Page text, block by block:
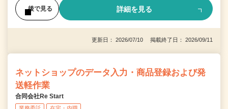
後で見る 詳細を見る
更新日： 2026/07/10 掲載終了日： 2026/09/11
ネットショップのデータ入力・商品登録および発
送軽作業
合同会社Re Start